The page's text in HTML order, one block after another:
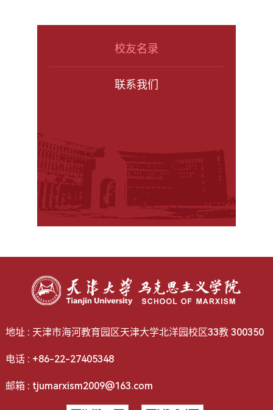
校友名录
联系我们
地址 : 天津市海河教育园区天津大学北洋园校区33教 300350
电话 : +86-22-27405348
邮箱 : tjumarxism2009@163.com